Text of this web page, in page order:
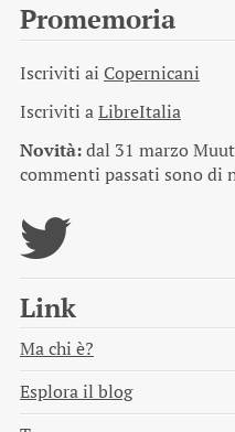
Promemoria
Iscriviti ai Copernicani
Iscriviti aLibreItalia
Novità:dal 31 marzo
commenti passati sono di
Link
Ma chi è?
Esplora il blog